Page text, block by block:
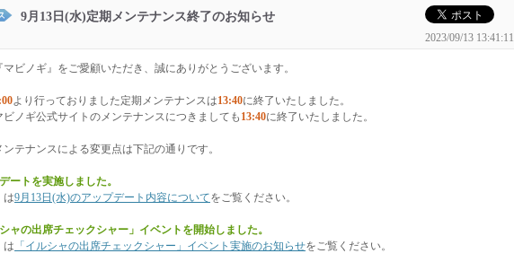
9月13日(水)定期メンテナンス終了のお知らせ
2023/09/13 13:41:11
マビノギ』をご愛顧いただき、誠にありがとうございます。
より行っておりました定期メンテナンスは13:40に終了いたしました。
ビノギ公式サイトのメンテナンスにつきましても 13:40に終了いたしました。
テナンスによる変更点は下記の通りです。
ートを実施しました。
9月13日(水)のアップデート内容についてをご覧ください。
ャの出席チェックシャー」イベントを開始しました。
「イルシャの出席チェックシャー」イベント実施のお知らせをご覧ください。